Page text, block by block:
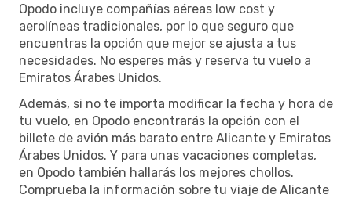
Opodo incluye compañías aéreas low cost y
aerolíneas tradicionales, por lo que seguro que
encuentras la opción que mejor se ajusta a tus
necesidades. No esperes más y reserva tu vuelo a
Emiratos Árabes Unidos.
Además, si no te importa modificar la fecha y hora de
tu vuelo, en Opodo encontrarás la opción con el
billete de avión más barato entre Alicante y Emiratos
Árabes Unidos. Y para unas vacaciones completas,
en Opodo también hallarás los mejores chollos.
Comprueba la información sobre tu viaje de Alicante